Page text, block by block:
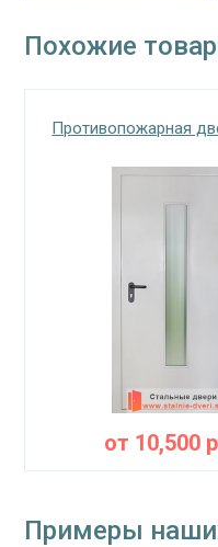
Противосъемные
устройства
Направление
Угол открывания
Похожие
Противопожарная
от 10,500
Примеры